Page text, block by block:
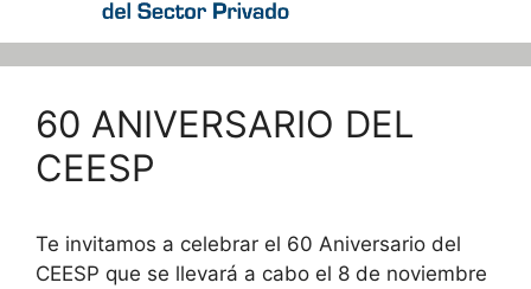
60 ANIVERSARIO DEL
CEESP
Te invitamos a celebrar el 60 Aniversario del
CEESP que se llevará a cabo el 8 de noviembre